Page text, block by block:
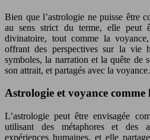
Bien que l’astrologie ne puisse être
au sens strict du terme, elle peut
divinatoire, tout comme la
offrant des perspectives sur la vie
symboles, la narration et la quête de
son attrait, et partagés avec la voyance.
Astrologie et voyance
L’astrologie peut être envisagée
utilisant des métaphores et des
expériences humaines, et elle